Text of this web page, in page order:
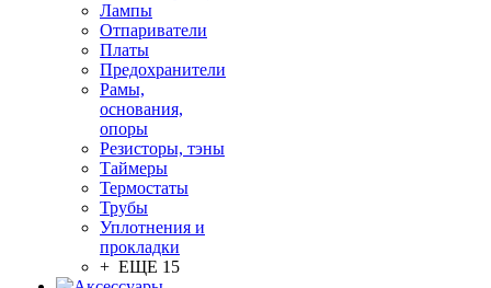
Лампы
Отпариватели
Платы
Предохранители
Рамы,
основания,
опоры
Резисторы, тэны
Таймеры
Термостаты
Трубы
Уплотнения и
прокладки
+ ЕЩЕ 15